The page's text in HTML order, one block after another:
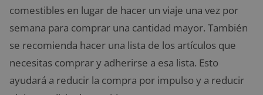
comestibles en lugar de hacer un viaje una vez por
semana para comprar una cantidad mayor. También
se recomienda hacer una lista de los artículos que
necesitas comprar y adherirse a esa lista. Esto
ayudará a reducir la compra por impulso y a reducir